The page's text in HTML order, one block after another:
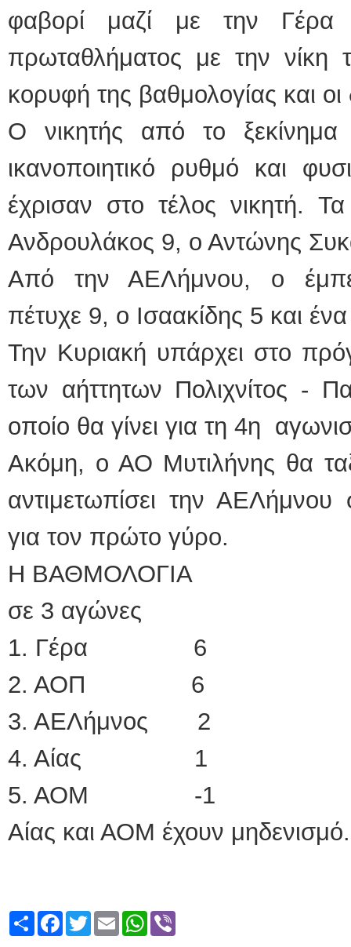
φαβορί μαζί με την Γέρα
πρωταθλήματος με την νίκη
κορυφή της βαθμολογίας και
Ο νικητής από το ξεκίνημα
ικανοποιητικό ρυθμό και
έχρισαν στο τέλος νικητή.
Ανδρουλάκος 9, ο Αντώνης
Από την ΑΕΛήμνου, ο
πέτυχε 9, ο Ισαακίδης 5 και
Την Κυριακή υπάρχει στο
των αήττητων Πολιχνίτος -
οποίο θα γίνει για τη 4η
Ακόμη, ο ΑΟ Μυτιλήνης θα
αντιμετωπίσει την ΑΕΛήμνου
για τον πρώτο γύρο.
Η ΒΑΘΜΟΛΟΓΙΑ
σε 3 αγώνες
1. Γέρα 6
2. ΑΟΠ 6
3. ΑΕΛήμνος 2
4. Αίας 1
5. ΑΟΜ -1
Αίας και ΑΟΜ έχουν μηδενισμό.
ShareFacebook
TwitterEmailWhatsApp